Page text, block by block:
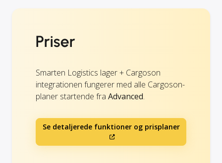
Priser
Smarten Logistics lager + Cargoson
integrationen fungerer med alle Cargoson-
planer startende fra Advanced.
Se detaljerede funktioner og prisplaner